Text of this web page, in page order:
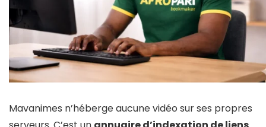
Mavanimes n’héberge aucune vidéo sur ses propres